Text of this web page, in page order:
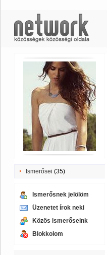
Ismerősei (35)
Ismerősnek jelölöm
Üzenetet írok neki
Közös ismerőseink
Blokkolom